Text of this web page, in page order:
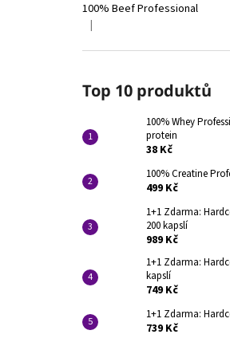
100% Beef Professional
Hodnocení produktu je 4 z 5
|
Top 10 produktů
100% Whey
protein
38 Kč
100% Creatine
499 Kč
1+1 Zdarma:
200 kapslí
989 Kč
1+1 Zdarma:
kapslí
749 Kč
1+1 Zdarma:
739 Kč